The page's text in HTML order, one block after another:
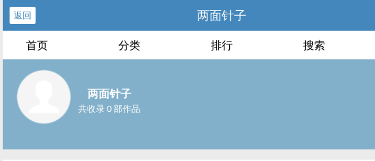
返回 两面针子
首页 分类 排行 搜索
两面针子
共收录 0 部作品